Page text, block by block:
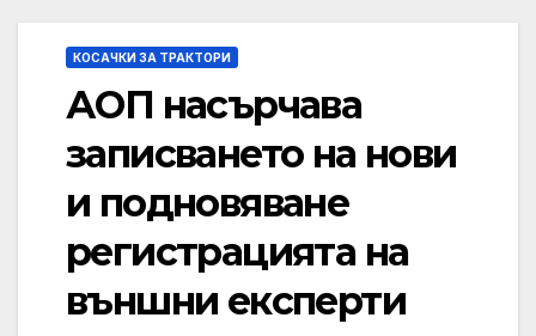
КОСАЧКИ ЗА ТРАКТОРИ
АОП насърчава
записването на нови
и подновяване
регистрацията на
външни експерти